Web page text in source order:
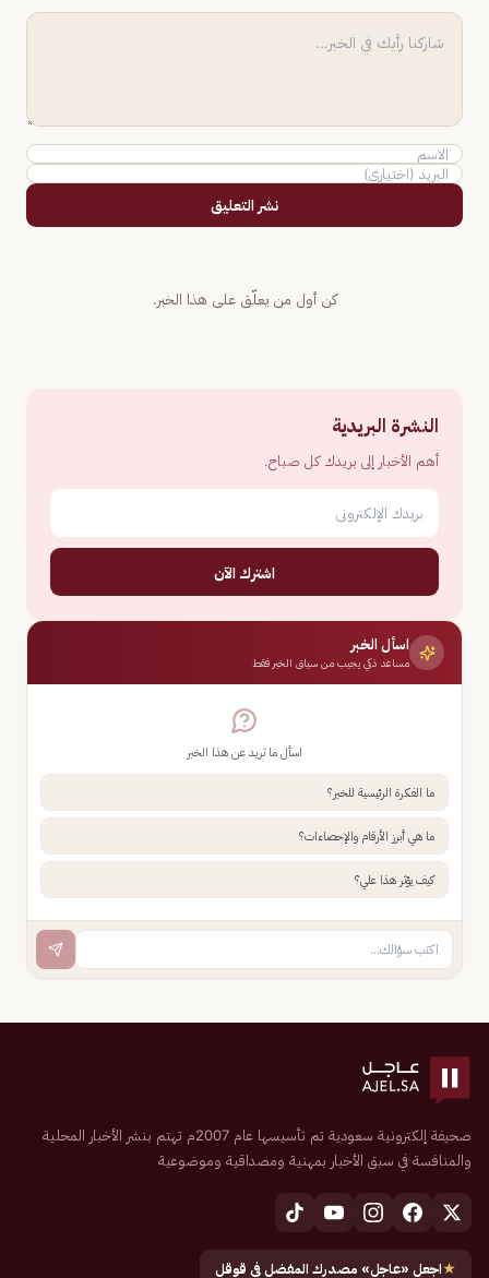
نشر التعليق
كن أول من يعلّق على هذا الخبر.
النشرة البريدية
أهم الأخبار إلى بريدك كل صباح.
اشترك الآن
اسأل الخبر
مساعد ذكي يجيب من سياق الخبر فقط
اسأل ما تريد عن هذا الخبر
ما الفكرة الرئيسية للخبر؟
ما هي أبرز الأرقام والإحصاءات؟
كيف يؤثر هذا علي؟
صحيفة إلكترونية سعودية تم تأسيسها عام 2007م تهتم بنشر الأخبار المحلية
والمنافسة في سبق الأخبار بمهنية ومصداقية وموضوعية
★اجعل «عاجل» مصدرك المفضل في قوقل